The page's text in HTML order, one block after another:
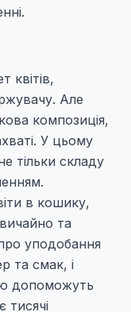
квітів,
Але
композиція,
У цьому
тільки складу
в кошику,
та
уподобання
та смак, і
допоможуть
тисячі